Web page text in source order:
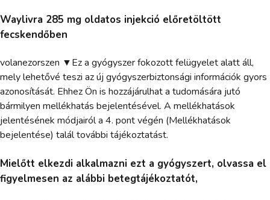
Waylivra 285 mg oldatos injekció előretöltött
fecskendőben
volanezorszen ▼Ez a gyógyszer fokozott felügyelet alatt áll,
mely lehetővé teszi az új gyógyszerbiztonsági információk gyors
azonosítását. Ehhez Ön is hozzájárulhat a tudomására jutó
bármilyen mellékhatás bejelentésével. A mellékhatások
jelentésének módjairól a 4. pont végén (Mellékhatások
bejelentése) talál további tájékoztatást.
Mielőtt elkezdi alkalmazni ezt a gyógyszert, olvassa el
figyelmesen az alábbi betegtájékoztatót,